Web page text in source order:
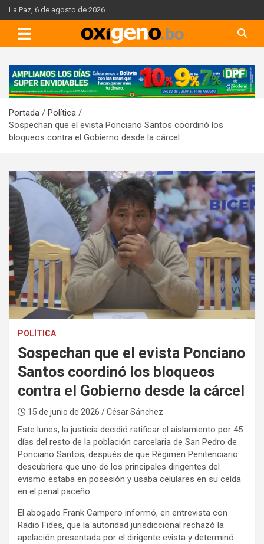
Skip
to
content
La Paz, 6 de agosto de 2026
A
d
e
r
t
s
e
m
e
n
t
:
Portada
Política
Sospechan que el evista Ponciano Santos coordinó los
bloqueos contra el Gobierno desde la cárcel
POLÍTICA
Sospechan que el evista Ponciano
Santos coordinó los bloqueos
contra el Gobierno desde la cárcel
15 de junio de 2026 / César Sánchez
Este lunes, la justicia decidió ratificar el aislamiento por 45
días del resto de la población carcelaria de San Pedro de
Ponciano Santos, después de que Régimen Penitenciario
descubriera que uno de los principales dirigentes del
evismo estaba en posesión y usaba celulares en su celda
en el penal paceño.
El abogado Frank Campero informó, en entrevista con
Radio Fides, que la autoridad jurisdiccional rechazó la
apelación presentada por el dirigente evista y determinó